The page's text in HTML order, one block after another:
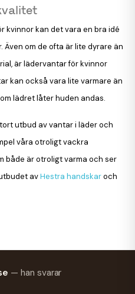
kvinnor kan det vara en bra idé
om de ofta är lite dyrare än
är lädervantar för kvinnor
kan också vara lite varmare än
lädret låter huden andas.
utbud av vantar i läder och
våra otroligt vackra
både är otroligt varma och ser
avHestra handskaroch
— han svarar